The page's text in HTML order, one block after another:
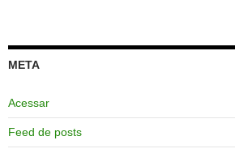
META
Acessar
Feed de posts